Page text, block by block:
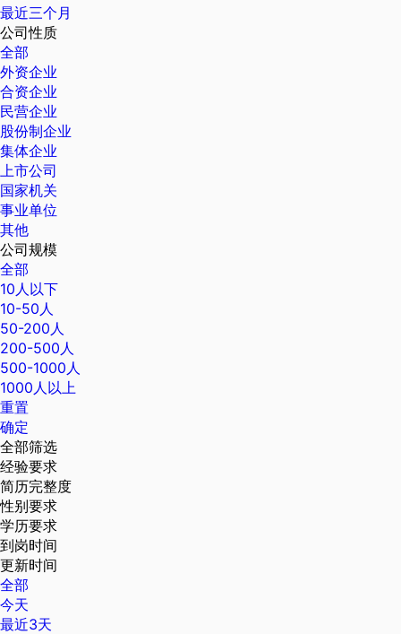
最近三个月
公司性质
全部
外资企业
合资企业
民营企业
股份制企业
集体企业
上市公司
国家机关
事业单位
其他
公司规模
全部
10人以下
10-50人
50-200人
200-500人
500-1000人
1000人以上
重置
确定
全部筛选
经验要求
简历完整度
性别要求
学历要求
到岗时间
更新时间
全部
今天
最近3天